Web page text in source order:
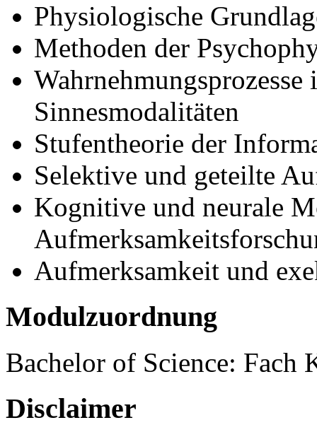
Physiologische
Methoden der
Wahrnehmungsprozesse
Sinnesmodalitäten
Stufentheorie der
Selektive und geteilte
Kognitive und neurale
Aufmerksamkeit und
Modulzuordnung
Bachelor of Science: Fach
Disclaimer